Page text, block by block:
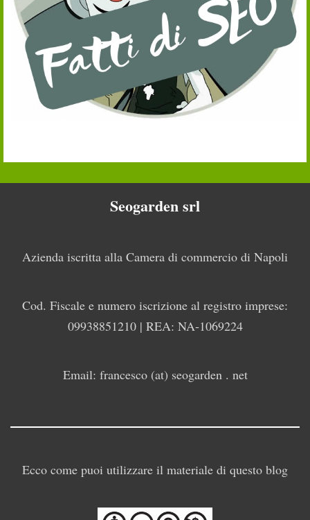
Seogarden srl
Azienda iscritta alla Camera di commercio di Napoli
Cod. Fiscale e numero iscrizione al registro imprese:
09938851210 | REA: NA-1069224
Email: francesco (at) seogarden . net
Ecco come puoi utilizzare il materiale di questo blog